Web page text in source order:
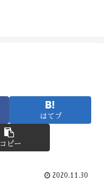
はてブ
コピー
2020.11.30